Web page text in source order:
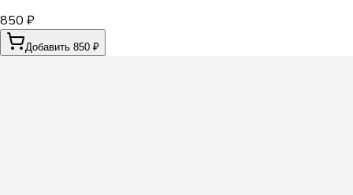
850 ₽
Добавить 850 ₽